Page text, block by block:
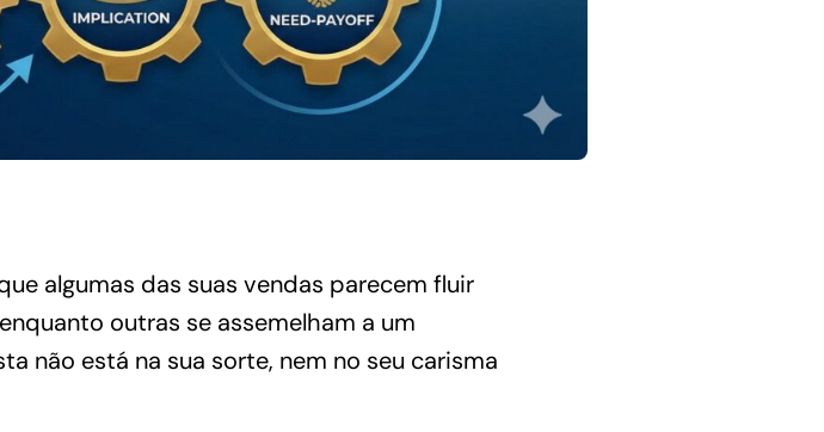
algumas das suas vendas parecem fluir
outras se assemelham a um
não está na sua sorte, nem no seu carisma